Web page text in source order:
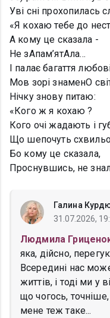
Уві сні прохопилась
«Я кохаю тебе до
А кому це сказала -
Не зАпам’ятАла…
І палає багаття
Мов зорі знаменО
Нічку знову питаю:
«Кого ж я кохаю ?
Кого очі жадають і
Що шепочуть
Бо кому це сказала,
Проснувшись, не
Галина
31.07.2026,
Людмила
яка, дійсно,
Всередині нас
життів, і тоді ми у
що чогось,
мене теж таке...